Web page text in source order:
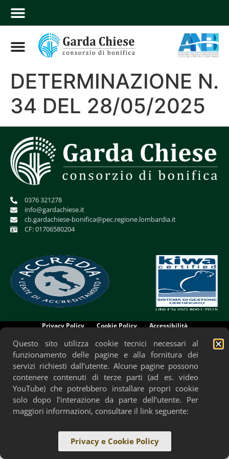
DETERMINAZIONE N.
34 DEL 28/05/2025
0376 321278
info@gardachiese.it
cb.gardachiese-bonifica@pec.regione.lombardia.it
CF: 01706580204
Privacy Policy Cookie Policy Accessibilità
Questo sito utilizza cookie tecnici necessari al
funzionamento delle pagine e alla fornitura dei
servizi richiesti dall’utente. Alcune pagine possono
contenere contenuti di terze parti (ad es. video
YouTube) che potrebbero installare propri cookie
solo dopo l’interazione da parte dell’utente. Per
maggiori informazioni, consultare il link seguente:
Privacy e Cookie Policy